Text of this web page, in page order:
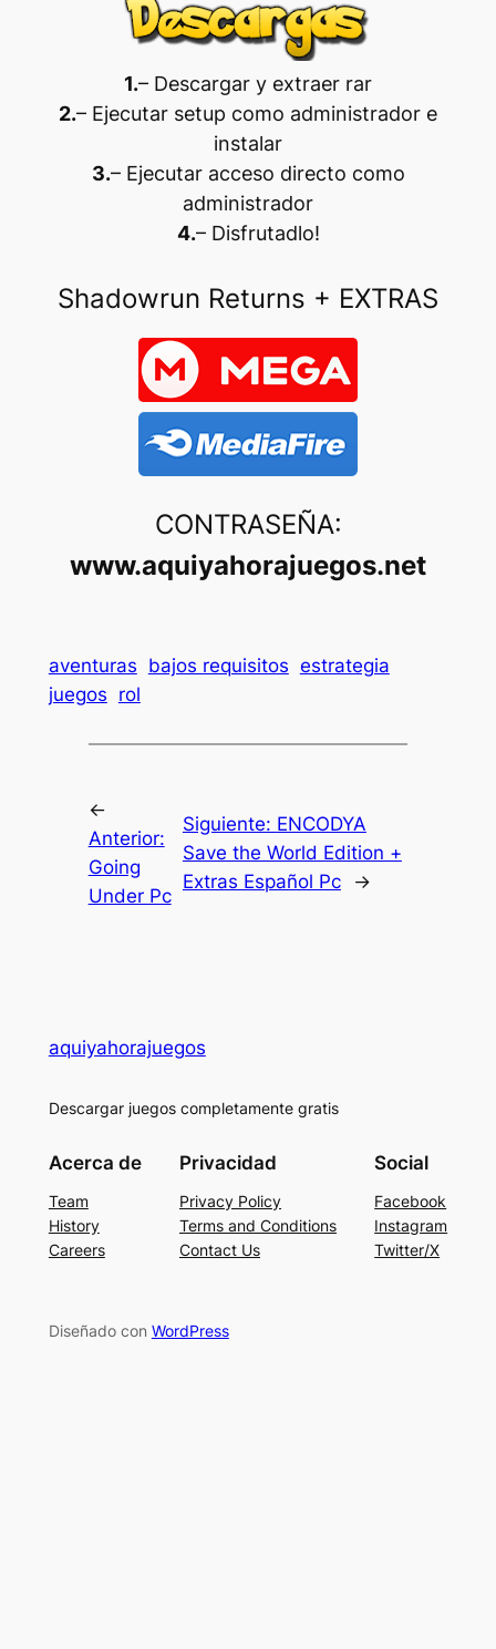
1.– Descargar y extraer rar
2.– Ejecutar setup como administrador e
instalar
3.– Ejecutar acceso directo como
administrador
4.– Disfrutadlo!
Shadowrun Returns + EXTRAS
CONTRASEÑA:
www.aquiyahorajuegos.net
aventuras bajos requisitos estrategia
juegos rol
←
Anterior:
Going
Under Pc
Siguiente: ENCODYA
Save the World Edition +
Extras Español Pc
→
aquiyahorajuegos
Descargar juegos completamente gratis
Acerca de
Team
History
Careers
Privacidad
Privacy Policy
Terms and Conditions
Contact Us
Social
Facebook
Instagram
Twitter/X
Diseñado con WordPress